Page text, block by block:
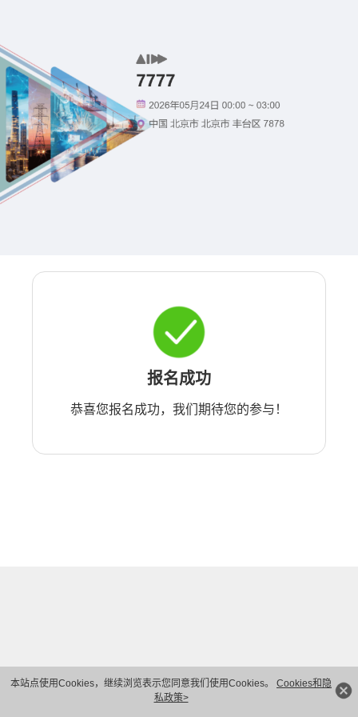
本站点使用Cookies，继续浏览表示您同意我们使用Cookies。 Cookies和隐
私政策>
报名成功
恭喜您报名成功，我们期待您的参与！